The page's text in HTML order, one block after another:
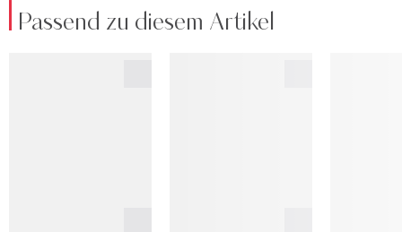
Passend zu diesem Artikel